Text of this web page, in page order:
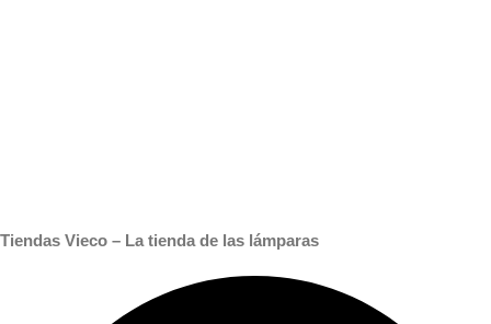
Tiendas Vieco – La tienda de las lámparas